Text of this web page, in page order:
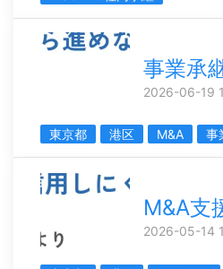
事業承
2026-06-19
東京都 港区 M&A 事
M&A支
2026-05-14